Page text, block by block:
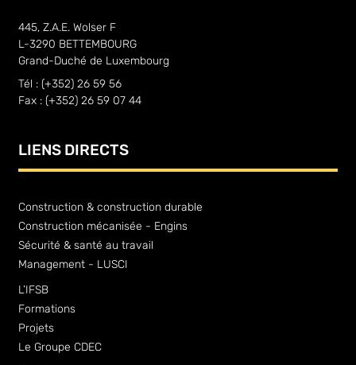
445, Z.A.E. Wolser F
L-3290 BETTEMBOURG
Grand-Duché de Luxembourg
Tél : (+352) 26 59 56
Fax : (+352) 26 59 07 44
LIENS DIRECTS
Construction & construction durable
Construction mécanisée - Engins
Sécurité & santé au travail
Management - LUSCI
L’IFSB
Formations
Projets
Le Groupe CDEC